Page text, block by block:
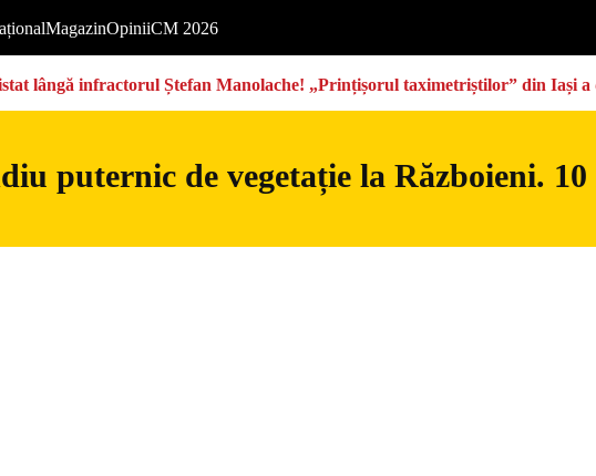
MagazinOpiniiCM 2026
lângă infractorul Ștefan Manolache! „Prințișorul taximetriștilor” din Iași
puternic de vegetație la Războieni. 10